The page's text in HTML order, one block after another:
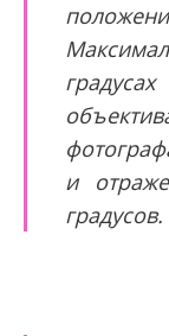
и
градусов.